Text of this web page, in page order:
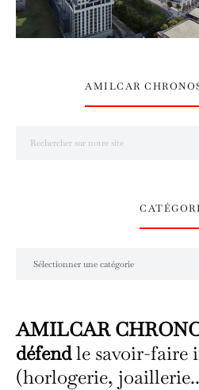
AMILCAR
AMILCAR
défendle savoir-faire
(horlogerie,